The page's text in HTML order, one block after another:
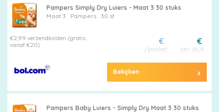
Alle
luiers
Luierbroekjes
Pampers Simply Dry Luiers - Maat 3 30 stuks
Maat 3 Pampers 30 st
€2,99 verzendkosten (gratis
vanaf €20)
€
per stuk
€
/pakket
Bekijken
Pampers Baby Luiers - Simply Dry Maat 3 30 stuks